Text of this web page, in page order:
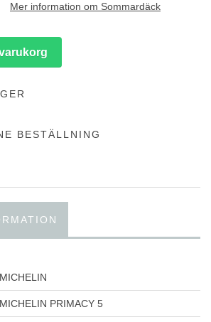
Mer information om Sommardäck
BESTÄLLNING
MICHELIN
MICHELIN PRIMACY 5